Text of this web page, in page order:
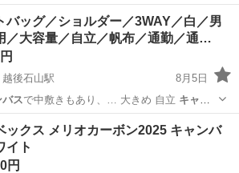
や上京の費用は”すべて”負担します 必ず面
イント 家具家電付きの寮・社宅を完備 無資
バッグ／ショルダー／3WAY／白／男
／大容量／自立／帆布／通勤／通…
後石山駅
8月5日
ス で中敷きもあり、… 大きめ 自立 キャン
石山駅 バッグ
ックス メリオカーボン2025 キャンバ
イト
円